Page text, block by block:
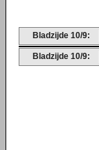
Bladzijde 10/9:
Bladzijde 10/9: